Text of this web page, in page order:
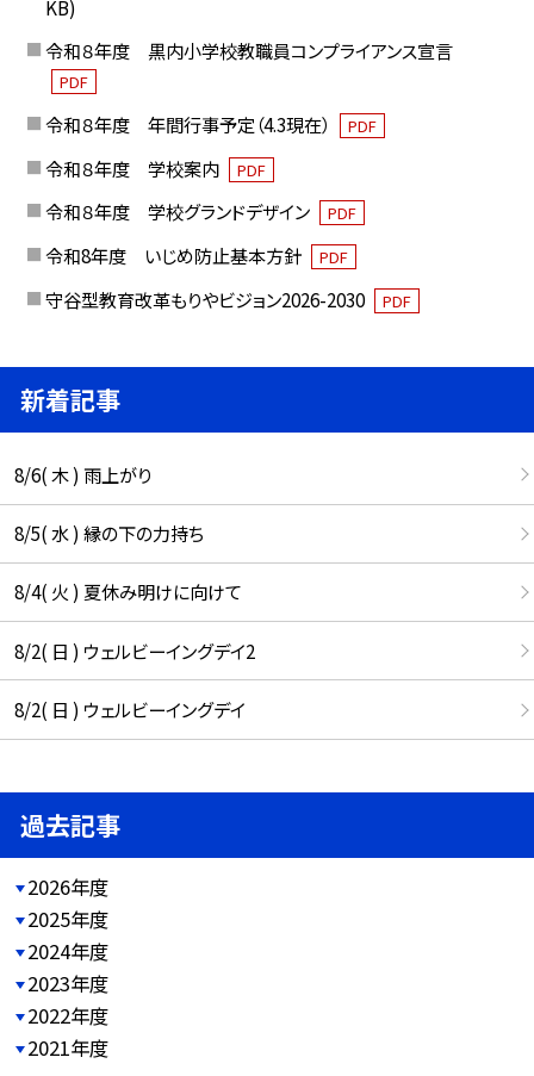
KB)
令和８年度 黒内小学校教職員コンプライアンス宣言
PDF
令和８年度 年間行事予定（4.3現在） PDF
令和８年度 学校案内 PDF
令和８年度 学校グランドデザイン PDF
令和8年度 いじめ防止基本方針 PDF
守谷型教育改革もりやビジョン2026-2030 PDF
新着記事
8/6( 木 ) 雨上がり
8/5( 水 ) 縁の下の力持ち
8/4( 火 ) 夏休み明けに向けて
8/2( 日 ) ウェルビーイングデイ2
8/2( 日 ) ウェルビーイングデイ
過去記事
2026年度
2025年度
2024年度
2023年度
2022年度
2021年度